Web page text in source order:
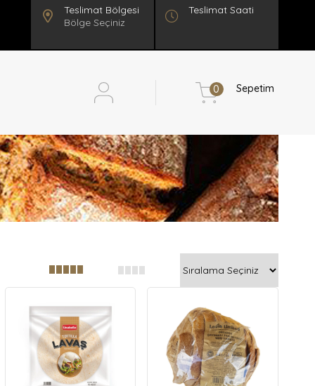
Bölge Seçiniz
Teslimat Saati
Sepetim
0